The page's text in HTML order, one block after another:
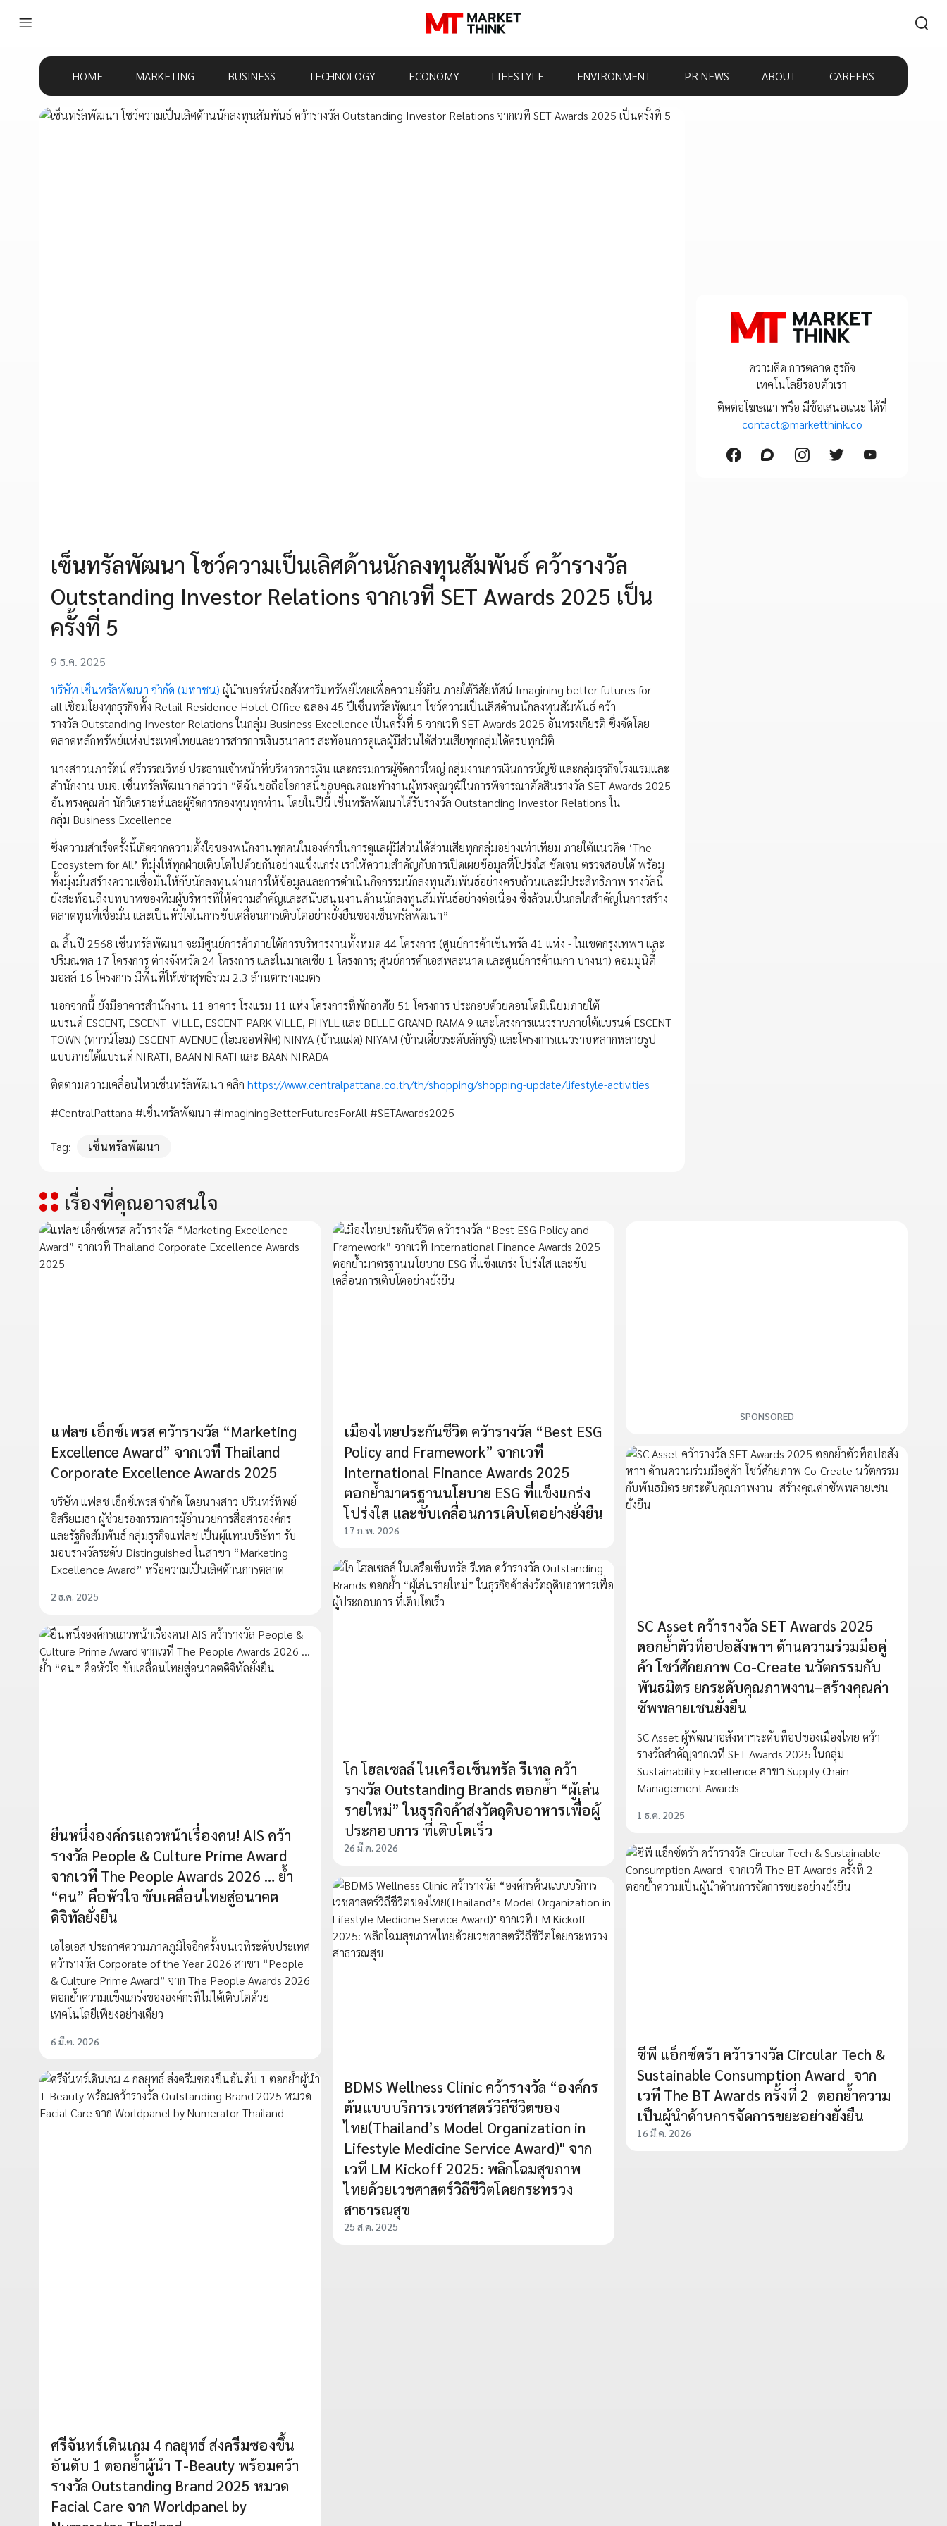
HOME MARKETING BUSINESS TECHNOLOGY ECONOMY LIFESTYLE ENVIRONMENT PR NEWS ABOUT CAREERS
เซ็นทรัลพัฒนา โชว์ความเป็นเลิศด้านนักลงทุนสัมพันธ์ คว้ารางวัล
Outstanding Investor Relations จากเวที SET Awards 2025 เป็น
ครั้งที่ 5
9 ธ.ค. 2025
บริษัท เซ็นทรัลพัฒนา จำกัด (มหาชน) ผู้นำเบอร์หนึ่งอสังหาริมทรัพย์ไทยเพื่อความยั่งยืน ภายใต้วิสัยทัศน์ Imagining better futures for
all เชื่อมโยงทุกธุรกิจทั้ง Retail-Residence-Hotel-Office ฉลอง 45 ปีเซ็นทรัลพัฒนา โชว์ความเป็นเลิศด้านนักลงทุนสัมพันธ์ คว้า
รางวัล Outstanding Investor Relations ในกลุ่ม Business Excellence เป็นครั้งที่ 5 จากเวที SET Awards 2025 อันทรงเกียรติ ซึ่งจัดโดย
ตลาดหลักทรัพย์แห่งประเทศไทยและวารสารการเงินธนาคาร สะท้อนการดูแลผู้มีส่วนได้ส่วนเสียทุกกลุ่มได้ครบทุกมิติ
นางสาวนภารัตน์ ศรีวรรณวิทย์ ประธานเจ้าหน้าที่บริหารการเงิน และกรรมการผู้จัดการใหญ่ กลุ่มงานการเงินการบัญชี และกลุ่มธุรกิจโรงแรมและ
สำนักงาน บมจ. เซ็นทรัลพัฒนา กล่าวว่า “ดิฉันขอถือโอกาสนี้ขอบคุณคณะทำงานผู้ทรงคุณวุฒิในการพิจารณาตัดสินรางวัล SET Awards 2025
อันทรงคุณค่า นักวิเคราะห์และผู้จัดการกองทุนทุกท่าน โดยในปีนี้ เซ็นทรัลพัฒนาได้รับรางวัล Outstanding Investor Relations ใน
กลุ่ม Business Excellence
ซึ่งความสำเร็จครั้งนี้เกิดจากความตั้งใจของพนักงานทุกคนในองค์กรในการดูแลผู้มีส่วนได้ส่วนเสียทุกกลุ่มอย่างเท่าเทียม ภายใต้แนวคิด ‘The
Ecosystem for All’ ที่มุ่งให้ทุกฝ่ายเติบโตไปด้วยกันอย่างแข็งแกร่ง เราให้ความสำคัญกับการเปิดเผยข้อมูลที่โปร่งใส ชัดเจน ตรวจสอบได้ พร้อม
ทั้งมุ่งมั่นสร้างความเชื่อมั่นให้กับนักลงทุนผ่านการให้ข้อมูลและการดำเนินกิจกรรมนักลงทุนสัมพันธ์อย่างครบถ้วนและมีประสิทธิภาพ รางวัลนี้
ยังสะท้อนถึงบทบาทของทีมผู้บริหารที่ให้ความสำคัญและสนับสนุนงานด้านนักลงทุนสัมพันธ์อย่างต่อเนื่อง ซึ่งล้วนเป็นกลไกสำคัญในการสร้าง
ตลาดทุนที่เชื่อมั่น และเป็นหัวใจในการขับเคลื่อนการเติบโตอย่างยั่งยืนของเซ็นทรัลพัฒนา”
ณ สิ้นปี 2568 เซ็นทรัลพัฒนา จะมีศูนย์การค้าภายใต้การบริหารงานทั้งหมด 44 โครงการ (ศูนย์การค้าเซ็นทรัล 41 แห่ง - ในเขตกรุงเทพฯ และ
ปริมณฑล 17 โครงการ ต่างจังหวัด 24 โครงการ และในมาเลเซีย 1 โครงการ; ศูนย์การค้าเอสพละนาด และศูนย์การค้าเมกา บางนา) คอมมูนิตี้
มอลล์ 16 โครงการ มีพื้นที่ให้เช่าสุทธิรวม 2.3 ล้านตารางเมตร
นอกจากนี้ ยังมีอาคารสำนักงาน 11 อาคาร โรงแรม 11 แห่ง โครงการที่พักอาศัย 51 โครงการ ประกอบด้วยคอนโดมิเนียมภายใต้
แบรนด์ ESCENT, ESCENT VILLE, ESCENT PARK VILLE, PHYLL และ BELLE GRAND RAMA 9 และโครงการแนวราบภายใต้แบรนด์ ESCENT
TOWN (ทาวน์โฮม) ESCENT AVENUE (โฮมออฟฟิศ) NINYA (บ้านแฝด) NIYAM (บ้านเดี่ยวระดับลักชูรี่) และโครงการแนวราบหลากหลายรูป
แบบภายใต้แบรนด์ NIRATI, BAAN NIRATI และ BAAN NIRADA
ติดตามความเคลื่อนไหวเซ็นทรัลพัฒนา คลิก https://www.centralpattana.co.th/th/shopping/shopping-update/lifestyle-activities
#CentralPattana #เซ็นทรัลพัฒนา #ImaginingBetterFuturesForAll #SETAwards2025
Tag: เซ็นทรัลพัฒนา
ความคิด การตลาด ธุรกิจ
เทคโนโลยีรอบตัวเรา
ติดต่อโฆษณา หรือ มีข้อเสนอแนะ ได้ที่
contact@marketthink.co
เรื่องที่คุณอาจสนใจ
แฟลช เอ็กซ์เพรส คว้ารางวัล “Marketing
Excellence Award” จากเวที Thailand
Corporate Excellence Awards 2025
บริษัท แฟลช เอ็กซ์เพรส จำกัด โดยนางสาว ปรินทร์ทิพย์
อิสริยเมธา ผู้ช่วยรองกรรมการผู้อำนวยการสื่อสารองค์กร
และรัฐกิจสัมพันธ์ กลุ่มธุรกิจแฟลช เป็นผู้แทนบริษัทฯ รับ
มอบรางวัลระดับ Distinguished ในสาขา “Marketing
Excellence Award” หรือความเป็นเลิศด้านการตลาด
2 ธ.ค. 2025
เมืองไทยประกันชีวิต คว้ารางวัล “Best ESG
Policy and Framework” จากเวที
International Finance Awards 2025
ตอกย้ำมาตรฐานนโยบาย ESG ที่แข็งแกร่ง
โปร่งใส และขับเคลื่อนการเติบโตอย่างยั่งยืน
17 ก.พ. 2026
SPONSORED
SC Asset คว้ารางวัล SET Awards 2025
ตอกย้ำตัวท็อปอสังหาฯ ด้านความร่วมมือคู่
ค้า โชว์ศักยภาพ Co-Create นวัตกรรมกับ
พันธมิตร ยกระดับคุณภาพงาน–สร้างคุณค่า
ซัพพลายเชนยั่งยืน
SC Asset ผู้พัฒนาอสังหาฯระดับท็อปของเมืองไทย คว้า
รางวัลสำคัญจากเวที SET Awards 2025 ในกลุ่ม
Sustainability Excellence สาขา Supply Chain
Management Awards
1 ธ.ค. 2025
โก โฮลเซลล์ ในเครือเซ็นทรัล รีเทล คว้า
รางวัล Outstanding Brands ตอกย้ำ “ผู้เล่น
รายใหม่” ในธุรกิจค้าส่งวัตถุดิบอาหารเพื่อผู้
ประกอบการ ที่เติบโตเร็ว
26 มี.ค. 2026
ยืนหนึ่งองค์กรแถวหน้าเรื่องคน! AIS คว้า
รางวัล People & Culture Prime Award
จากเวที The People Awards 2026 … ย้ำ
“คน” คือหัวใจ ขับเคลื่อนไทยสู่อนาคต
ดิจิทัลยั่งยืน
เอไอเอส ประกาศความภาคภูมิใจอีกครั้งบนเวทีระดับประเทศ
คว้ารางวัล Corporate of the Year 2026 สาขา “People
& Culture Prime Award” จาก The People Awards 2026
ตอกย้ำความแข็งแกร่งขององค์กรที่ไม่ได้เติบโตด้วย
เทคโนโลยีเพียงอย่างเดียว
6 มี.ค. 2026
ซีพี แอ็กซ์ตร้า คว้ารางวัล Circular Tech &
Sustainable Consumption Award จาก
เวที The BT Awards ครั้งที่ 2 ตอกย้ำความ
เป็นผู้นำด้านการจัดการขยะอย่างยั่งยืน
16 มี.ค. 2026
BDMS Wellness Clinic คว้ารางวัล “องค์กร
ต้นแบบบริการเวชศาสตร์วิถีชีวิตของ
ไทย(Thailand’s Model Organization in
Lifestyle Medicine Service Award)" จาก
เวที LM Kickoff 2025: พลิกโฉมสุขภาพ
ไทยด้วยเวชศาสตร์วิถีชีวิตโดยกระทรวง
สาธารณสุข
25 ส.ค. 2025
ศรีจันทร์เดินเกม 4 กลยุทธ์ ส่งครีมซองขึ้น
อันดับ 1 ตอกย้ำผู้นำ T-Beauty พร้อมคว้า
รางวัล Outstanding Brand 2025 หมวด
Facial Care จาก Worldpanel by